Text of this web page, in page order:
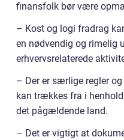
finansfolk bør være
– Kost og logi fradrag
en nødvendig og rimelig
erhvervsrelaterede
– Der er særlige regler
kan trækkes fra i
det pågældende land.
– Det er vigtigt at